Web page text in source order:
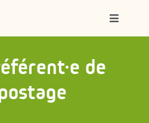
à
de